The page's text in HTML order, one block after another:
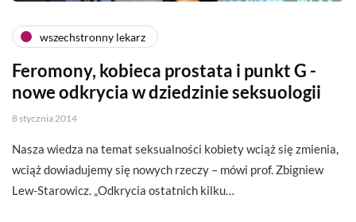
wszechstronny lekarz
Feromony, kobieca prostata i punkt G -
nowe odkrycia w dziedzinie seksuologii
8 stycznia 2014
Nasza wiedza na temat seksualności kobiety wciąż się zmienia,
wciąż dowiadujemy się nowych rzeczy – mówi prof. Zbigniew
Lew-Starowicz. „Odkrycia ostatnich kilku…